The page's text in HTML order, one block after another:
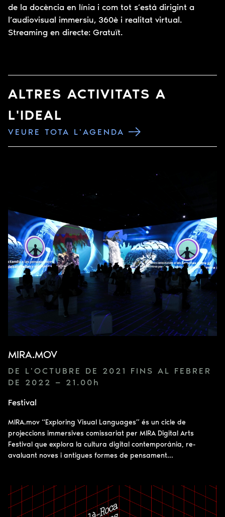
de la docència en línia i com tot s’està dirigint a
l’audiovisual immersiu, 360è i realitat virtual.
Streaming en directe: Gratuït.
ALTRES ACTIVITATS A
L'IDEAL
VEURE TOTA L'AGENDA
MIRA.MOV
DE L'OCTUBRE DE 2021 FINS AL FEBRER
DE 2022 — 21.00 h
Festival
MIRA.mov “Exploring Visual Languages” és un cicle de
projeccions immersives comissariat per MIRA Digital Arts
Festival que explora la cultura digital contemporània, re-
avaluant noves i antigues formes de pensament...